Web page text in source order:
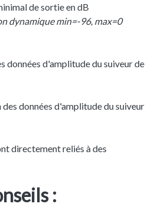
de sortie en dB
dynamique min=-96, max=0
données d'amplitude du suiveur de
données d'amplitude du suiveur
directement reliés à des
: